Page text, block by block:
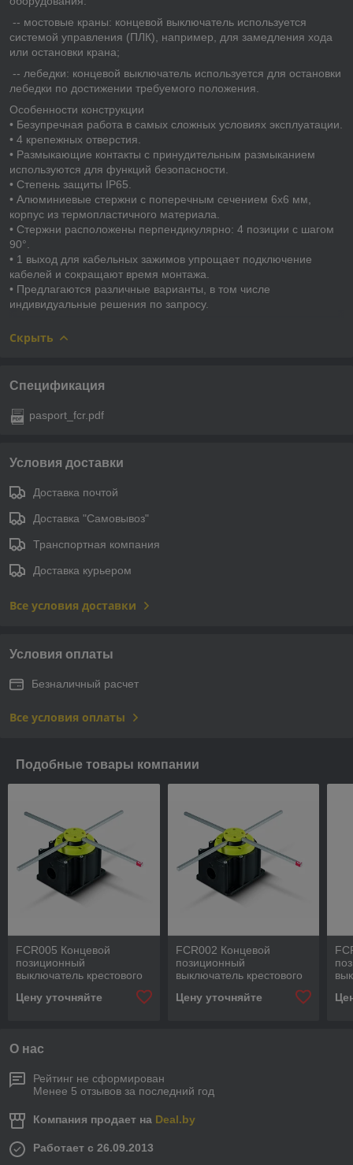
-- мостовые краны: концевой выключатель используется
системой управления (ПЛК), например, для замедления хода
или остановки крана;
-- лебедки: концевой выключатель используется для остановки
лебедки по достижении требуемого положения.
Особенности конструкции
• Безупречная работа в самых сложных условиях эксплуатации.
• 4 крепежных отверстия.
• Размыкающие контакты с принудительным размыканием
используются для функций безопасности.
• Степень защиты IP65.
• Алюминиевые стержни с поперечным сечением 6х6 мм,
корпус из термопластичного материала.
• Стержни расположены перпендикулярно: 4 позиции с шагом
90°.
• 1 выход для кабельных зажимов упрощает подключение
кабелей и сокращают время монтажа.
• Предлагаются различные варианты, в том числе
индивидуальные решения по запросу.
Скрыть
Спецификация
pasport_fcr.pdf
Условия доставки
Доставка почтой
Доставка "Самовывоз"
Транспортная компания
Доставка курьером
Все условия доставки
Условия оплаты
Безналичный расчет
Все условия оплаты
Подобные товары компании
FCR005 Концевой
позиционный
выключатель крестового
типа одна скорость, две
штанги 200мм
Цену уточняйте
FCR002 Концевой
позиционный
выключатель крестового
типа одна скорость, две
штанги 200мм
Цену уточняйте
О нас
Рейтинг не сформирован
Менее 5 отзывов за последний год
Компания продает на Deal.by
Работает с 26.09.2013